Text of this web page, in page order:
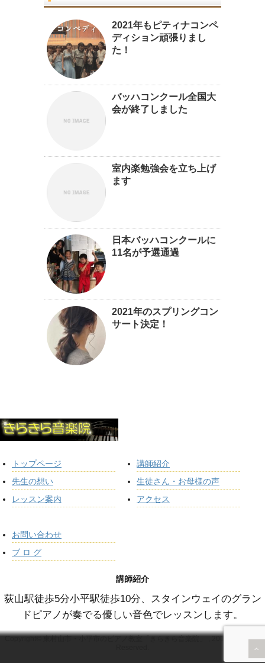
2021年もピティナコンペ
ディション頑張りまし
た！
バッハコンクール全国大
会が終了しました
室内楽勉強会を立ち上げ
ます
日本バッハコンクールに
11名が予選通過
2021年のスプリングコン
サート決定！
トップページ
先生の想い
レッスン案内
講師紹介
生徒さん・お母様の声
アクセス
お問い合わせ
ブ ロ グ
講師紹介
荻山駅徒歩5分小平駅徒歩10分、スタインウェイのグラン
ドピアノが奏でる優しい音色でレッスンします。
Copyright© 東村山市・小平市のピアノ教室「きらきら音楽院」 , 2011 All Rights